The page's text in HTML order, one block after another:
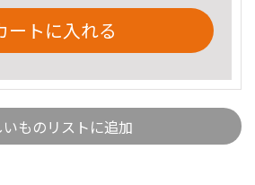
ートに入れる
ものリストに追加